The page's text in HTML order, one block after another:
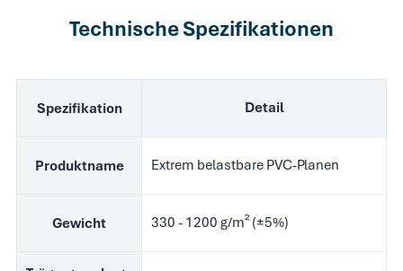
Technische Spezifikationen
Spezifikation Detail
Produktname Extrem belastbare PVC-Planen
Gewicht 330 - 1200 g/m² (±5%)